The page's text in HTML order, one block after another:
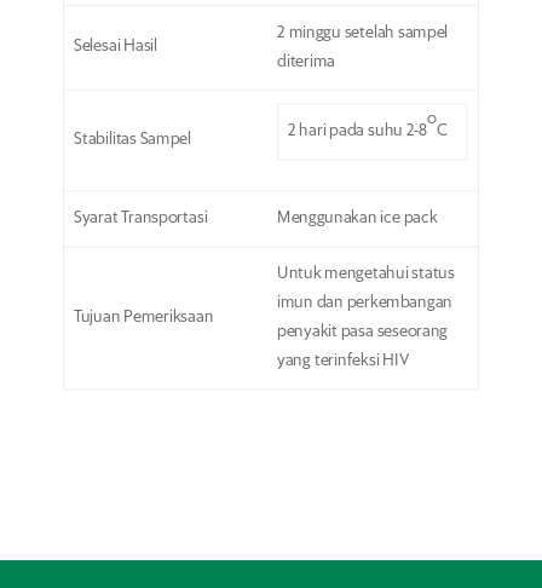
Selesai Hasil
2 minggu setelah sampel
diterima
Stabilitas Sampel 2 hari pada suhu 2-8
o
C
Syarat Transportasi Menggunakan ice pack
Tujuan Pemeriksaan
Untuk mengetahui status
imun dan perkembangan
penyakit pasa seseorang
yang terinfeksi HIV